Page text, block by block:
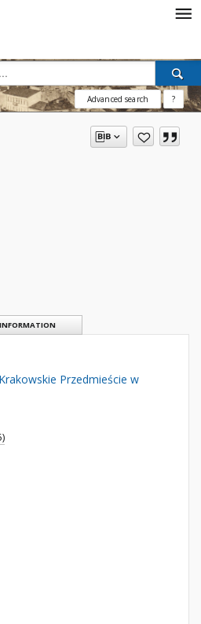
Advanced search ?
INFORMATION
Przedmieście w